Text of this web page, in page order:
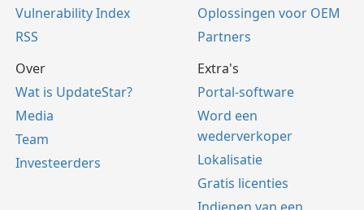
Vulnerability Index
RSS
Oplossingen voor OEM
Partners
Over
Wat is UpdateStar?
Media
Team
Investeerders
Extra's
Portal-software
Word een
wederverkoper
Lokalisatie
Gratis licenties